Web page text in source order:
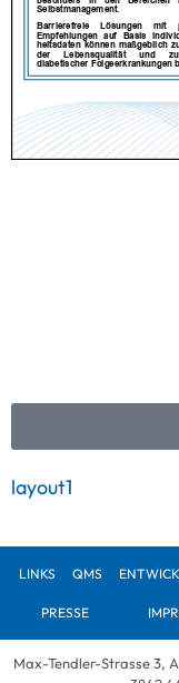
layout1
LINKS QMS
PRESSE
Max-Tendler-Strasse 3,